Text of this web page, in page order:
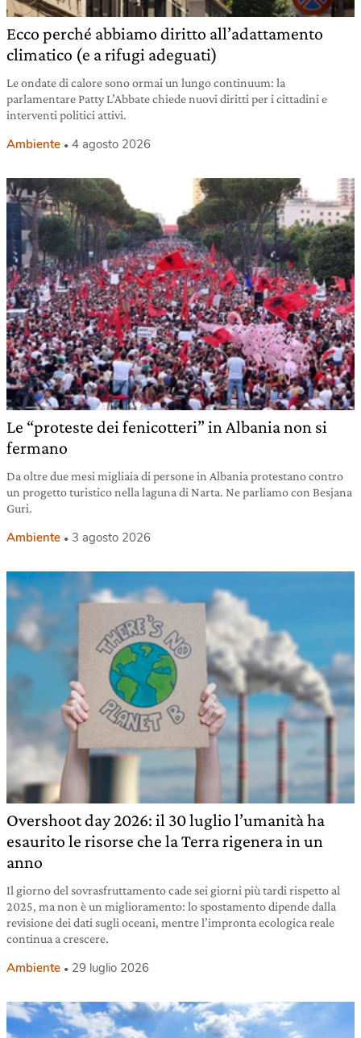
Ecco perché abbiamo diritto all’adattamento
climatico (e a rifugi adeguati)
Le ondate di calore sono ormai un lungo continuum: la
parlamentare Patty L’Abbate chiede nuovi diritti per i cittadini e
interventi politici attivi.
Ambiente 4 agosto 2026
Le “proteste dei fenicotteri” in Albania non si
fermano
Da oltre due mesi migliaia di persone in Albania protestano contro
un progetto turistico nella laguna di Narta. Ne parliamo con Besjana
Guri.
Ambiente 3 agosto 2026
Overshoot day 2026: il 30 luglio l’umanità ha
esaurito le risorse che la Terra rigenera in un
anno
Il giorno del sovrasfruttamento cade sei giorni più tardi rispetto al
2025, ma non è un miglioramento: lo spostamento dipende dalla
revisione dei dati sugli oceani, mentre l’impronta ecologica reale
continua a crescere.
Ambiente 29 luglio 2026